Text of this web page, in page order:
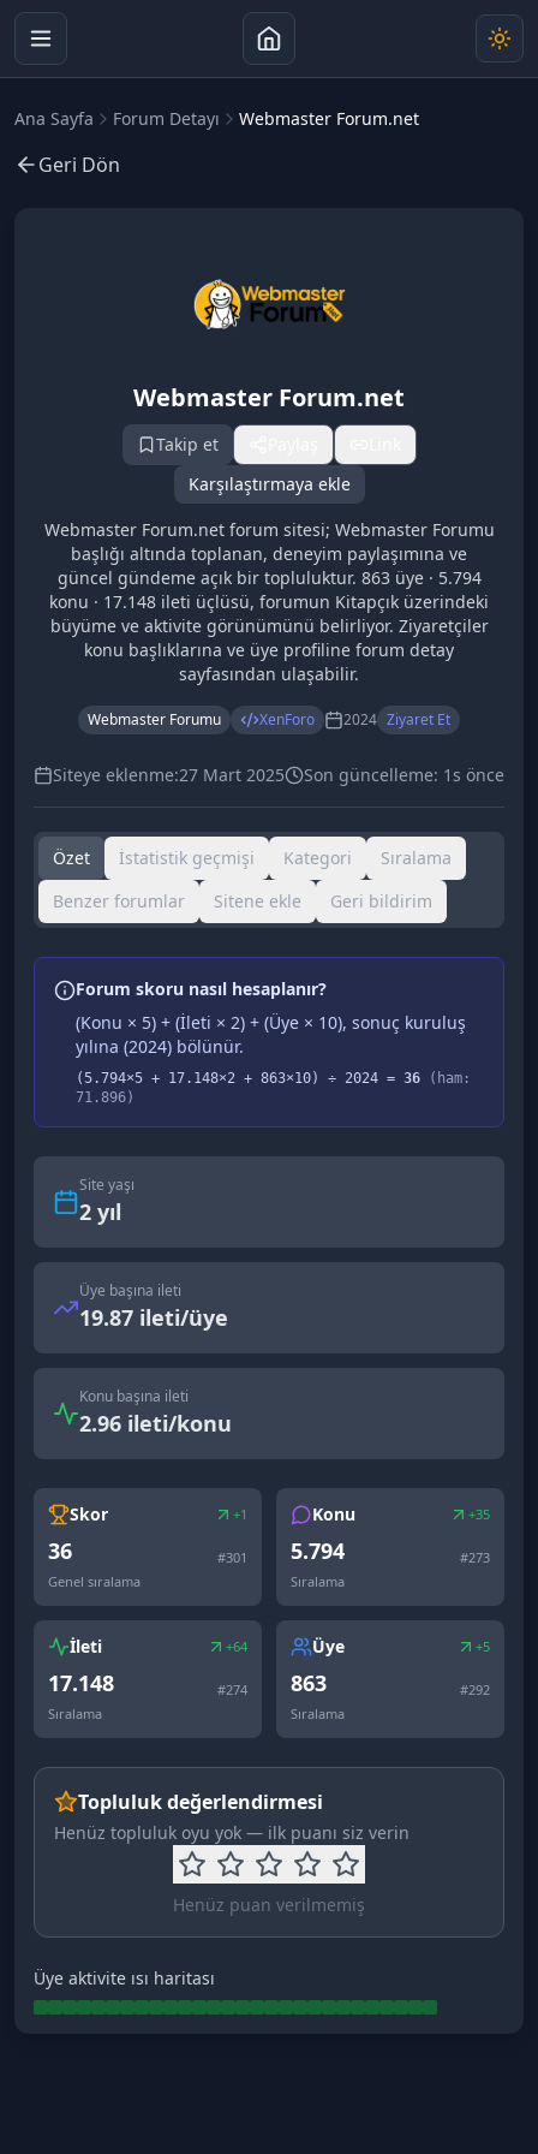
Ana Sayfa Forum Detayı Webmaster Forum.net
Geri Dön
Webmaster Forum.net
Takip et
Karşılaştırmaya ekle
Webmaster Forum.net forum sitesi; Webmaster Forumu
başlığı altında toplanan, deneyim paylaşımına ve
güncel gündeme açık bir topluluktur. 863 üye · 5.794
konu · 17.148 ileti üçlüsü, forumun Kitapçık üzerindeki
büyüme ve aktivite görünümünü belirliyor. Ziyaretçiler
konu başlıklarına ve üye profiline forum detay
sayfasından ulaşabilir.
Webmaster Forumu XenForo 2024 Ziyaret Et
Siteye eklenme:27 Mart 2025 Son güncelleme: 1s önce
Özet İstatistik geçmişi Kategori
Sıralama
Benzer forumlar
Sitene ekle Geri bildirim
Forum skoru nasıl hesaplanır?
(Konu × 5) + (İleti × 2) + (Üye × 10), sonuç kuruluş
yılına (2024) bölünür.
(5.794×5 + 17.148×2 + 863×10) ÷ 2024 = 36 (ham:
71.896)
Site yaşı
2 yıl
Üye başına ileti
19.87 ileti/üye
Konu başına ileti
2.96 ileti/konu
Skor +1
36 #301
Genel sıralama
Konu +35
5.794 #273
Sıralama
İleti +64
17.148 #274
Sıralama
Üye +5
863 #292
Sıralama
Topluluk değerlendirmesi
Henüz topluluk oyu yok — ilk puanı siz verin
Henüz puan verilmemiş
Üye aktivite ısı haritası